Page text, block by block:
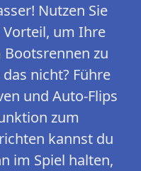
Nutzen Sie
um Ihre
Bootsrennen zu
nicht? Führe
und Auto-Flips
zum
kannst du
im Spiel halten,